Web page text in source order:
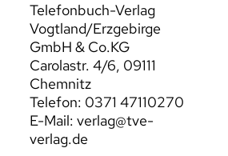
Telefonbuch-Verlag
Vogtland/Erzgebirge
GmbH & Co.KG
Carolastr. 4/6, 09111
Chemnitz
Telefon: 0371 47110270
E-Mail: verlag@tve-
verlag.de